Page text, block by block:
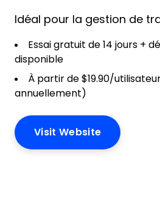
Idéal pour la gestion de
Essai gratuit de 14 jours +
disponible
À partir de $19.90/
annuellement)
Visit Website